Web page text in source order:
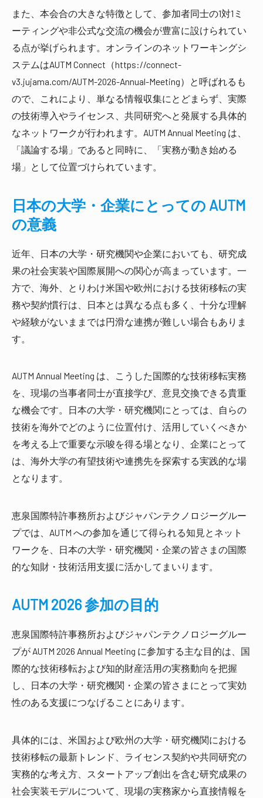
また、本会合の大きな特徴として、参加者同士の1対1ミ
ーティングや非公式な交流の機会が豊富に設けられてい
る点が挙げられます。オンラインのネットワーキングシ
ステムはAUTM Connect（https://connect-
v3.jujama.com/AUTM-2026-Annual-Meeting）と呼ばれるも
ので、これにより、単なる情報収集にとどまらず、実際
の技術導入やライセンス、共同研究へと発展する具体的
なネットワークが行われます。AUTM Annual Meeting は、
「議論する場」であると同時に、「実務が動き始める
場」として位置づけられています。
日本の大学・企業にとっての AUTM
の意義
近年、日本の大学・研究機関や企業においても、研究成
果の社会実装や国際展開への関心が高まっています。一
方で、海外、とりわけ米国や欧州における技術移転の実
務や契約慣行は、日本とは異なる点も多く、十分な理解
や経験がないままでは円滑な連携が難しい場合もありま
す。
AUTM Annual Meeting は、こうした国際的な技術移転実務
を、現場の当事者同士が直接学び、意見交換できる貴重
な機会です。日本の大学・研究機関にとっては、自らの
技術を海外でどのように位置付け、活用していくべきか
を考える上で重要な示唆を得る場となり、企業にとって
は、海外大学の有望技術や連携先を探索する実践的な場
となります。
恵泉国際特許事務所およびジャパンテクノロジーグルー
プでは、AUTM への参加を通じて得られる知見とネット
ワークを、日本の大学・研究機関・企業の皆さまの国際
的な知財・技術活用支援に活かしてまいります。
AUTM 2026 参加の目的
恵泉国際特許事務所およびジャパンテクノロジーグルー
プが AUTM 2026 Annual Meeting に参加する主な目的は、国
際的な技術移転および知的財産活用の実務動向を把握
し、日本の大学・研究機関・企業の皆さまにとって実効
性のある支援につなげることにあります。
具体的には、米国および欧州の大学・研究機関における
技術移転の最新トレンド、ライセンス契約や共同研究の
実務的な考え方、スタートアップ創出を含む研究成果の
社会実装モデルについて、現場の実務家から直接情報を